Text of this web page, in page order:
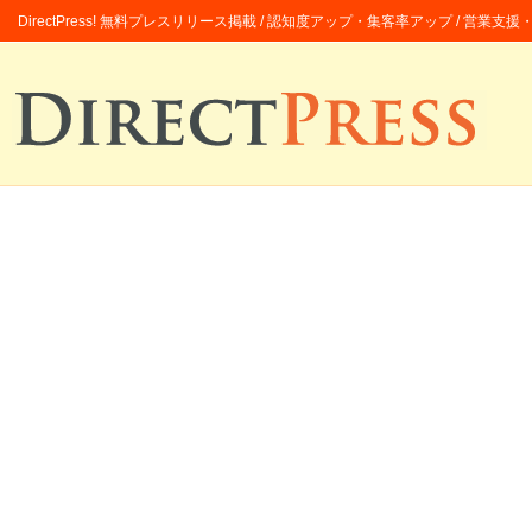
DirectPress! 無料プレスリリース掲載 / 認知度アップ・集客率アップ / 営業支援